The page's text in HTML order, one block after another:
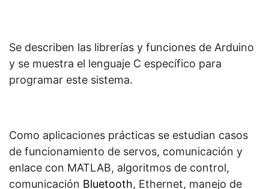
Se describen las librerías y funciones de Arduino
y se muestra el lenguaje C específico para
programar este sistema.
Como aplicaciones prácticas se estudian casos
de funcionamiento de servos, comunicación y
enlace con MATLAB, algoritmos de control,
comunicación Bluetooth, Ethernet, manejo de